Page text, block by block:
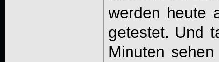
werden heute
getestet. Und
Minuten